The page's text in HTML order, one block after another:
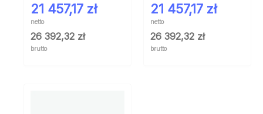
21 457,17 zł
netto
26 392,32 zł
brutto
21 457,17 zł
netto
26 392,32 zł
brutto